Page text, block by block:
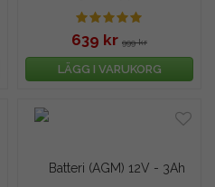
639 kr 999 kr
LÄGG I VARUKORG